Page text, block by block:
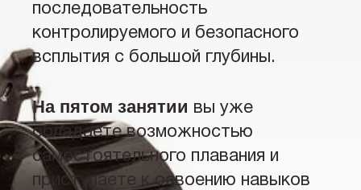
последовательность
контролируемого и безопасного
всплытия с большой глубины.
На пятом занятии вы уже
обладаете возможностью
самостоятельного плавания и
приступаете к освоению навыков